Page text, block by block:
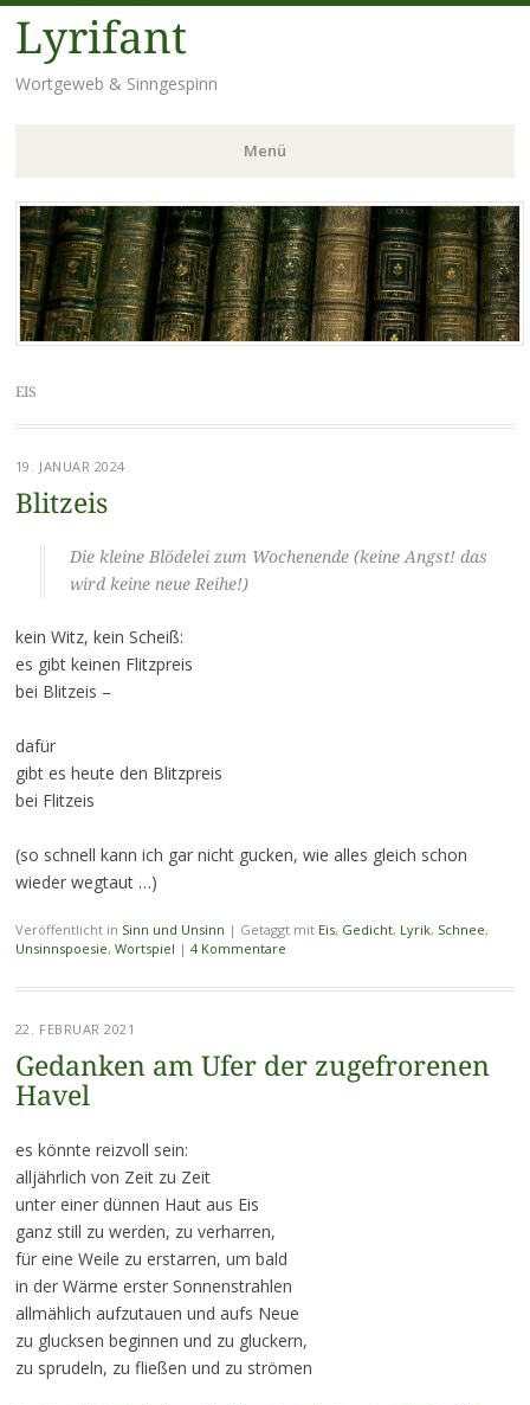
Lyrifant
Wortgeweb & Sinngespinn
Menü
Zum
Inhalt
springen
EIS
19. JANUAR 2024
Blitzeis
Die kleine Blödelei zum Wochenende (keine Angst! das
wird keine neue Reihe!)
kein Witz, kein Scheiß:
es gibt keinen Flitzpreis
bei Blitzeis –
dafür
gibt es heute den Blitzpreis
bei Flitzeis
(so schnell kann ich gar nicht gucken, wie alles gleich schon
wieder wegtaut …)
Veröffentlicht in Sinn und Unsinn | Getaggt mit Eis, Gedicht, Lyrik, Schnee,
Unsinnspoesie, Wortspiel | 4 Kommentare
22. FEBRUAR 2021
Gedanken am Ufer der zugefrorenen
Havel
es könnte reizvoll sein:
alljährlich von Zeit zu Zeit
unter einer dünnen Haut aus Eis
ganz still zu werden, zu verharren,
für eine Weile zu erstarren, um bald
in der Wärme erster Sonnenstrahlen
allmählich aufzutauen und aufs Neue
zu glucksen beginnen und zu gluckern,
zu sprudeln, zu fließen und zu strömen